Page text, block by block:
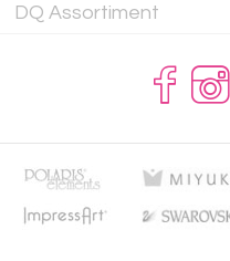
DQ Assortiment